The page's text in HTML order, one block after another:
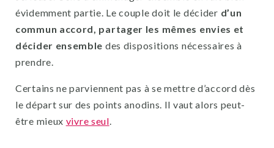
évidemment partie. Le couple doit le décider d’un
commun accord, partager les mêmes envies et
décider ensemble des dispositions nécessaires à
prendre.
Certains ne parviennent pas à se mettre d’accord dès
le départ sur des points anodins. Il vaut alors peut-
être mieux vivre seul.